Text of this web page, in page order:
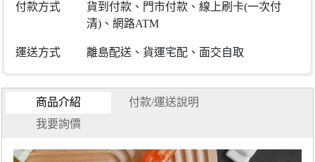
付款方式
貨到付款、門市付款、線上刷卡(一次付
清)、網路ATM
運送方式 離島配送、貨運宅配、面交自取
商品介紹
付款/運送說明
我要詢價